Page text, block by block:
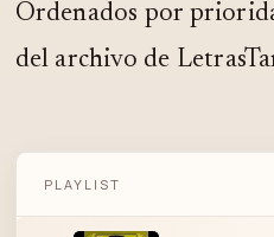
Ordenados por
del archivo de
PLAYLIST